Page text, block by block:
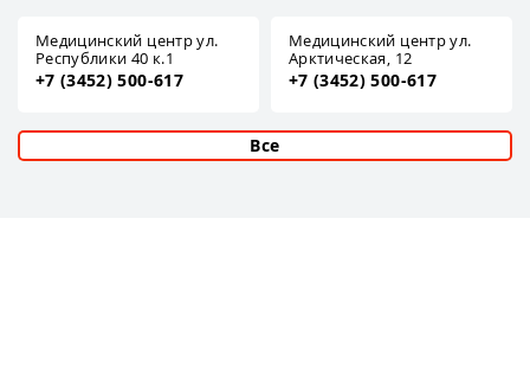
Медицинский центр ул.
Республики 40 к.1
+7 (3452) 500-617
Медицинский центр ул.
Арктическая, 12
+7 (3452) 500-617
Все